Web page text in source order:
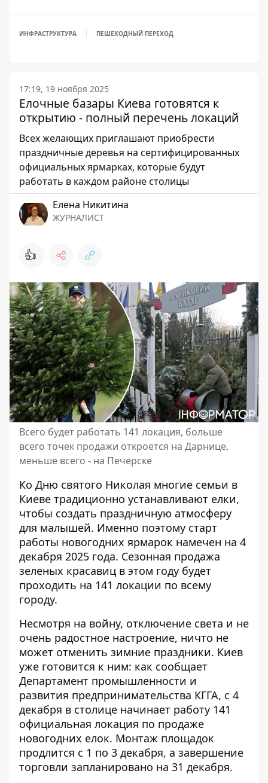
ИНФРАСТРУКТУРА ПЕШЕХОДНЫЙ ПЕРЕХОД
17:19, 19 ноября 2025
Елочные базары Киева готовятся к
открытию - полный перечень локаций
Всех желающих приглашают приобрести
праздничные деревья на сертифицированных
официальных ярмарках, которые будут
работать в каждом районе столицы
Елена Никитина
ЖУРНАЛИСТ
👍
Всего будет работать 141 локация, больше
всего точек продажи откроется на Дарнице,
меньше всего - на Печерске
Ко Дню святого Николая многие семьи в
Киеве традиционно устанавливают елки,
чтобы создать праздничную атмосферу
для малышей. Именно поэтому старт
работы новогодних ярмарок намечен на 4
декабря 2025 года. Сезонная продажа
зеленых красавиц в этом году будет
проходить на 141 локации по всему
городу.
Несмотря на войну, отключение света и не
очень радостное настроение, ничто не
может отменить зимние праздники. Киев
уже готовится к ним: как сообщает
Департамент промышленности и
развития предпринимательства КГГА, с 4
декабря в столице начинает работу 141
официальная локация по продаже
новогодних елок. Монтаж площадок
продлится с 1 по 3 декабря, а завершение
торговли запланировано на 31 декабря.